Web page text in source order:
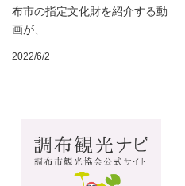
布市の指定文化財を紹介する動
画が、...
2022/6/2